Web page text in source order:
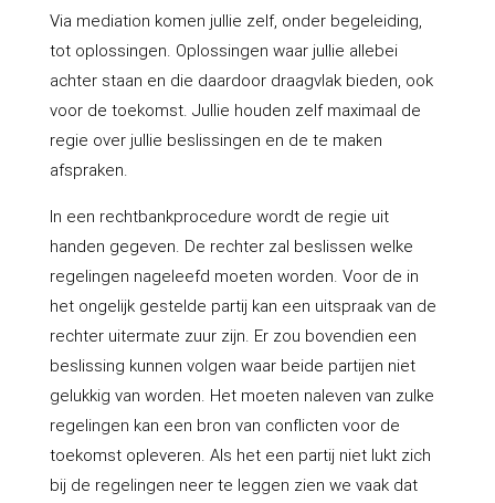
Via mediation komen jullie zelf, onder begeleiding,
tot oplossingen. Oplossingen waar jullie allebei
achter staan en die daardoor draagvlak bieden, ook
voor de toekomst. Jullie houden zelf maximaal de
regie over jullie beslissingen en de te maken
afspraken.
In een rechtbankprocedure wordt de regie uit
handen gegeven. De rechter zal beslissen welke
regelingen nageleefd moeten worden. Voor de in
het ongelijk gestelde partij kan een uitspraak van de
rechter uitermate zuur zijn. Er zou bovendien een
beslissing kunnen volgen waar beide partijen niet
gelukkig van worden. Het moeten naleven van zulke
regelingen kan een bron van conflicten voor de
toekomst opleveren. Als het een partij niet lukt zich
bij de regelingen neer te leggen zien we vaak dat